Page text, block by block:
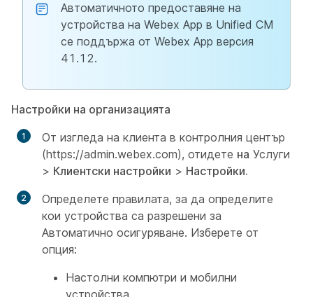
Автоматичното предоставяне на
устройства на Webex App в Unified CM
се поддържа от Webex App версия
41.12.
Настройки на организацията
От изгледа на клиента в контролния център
(https://admin.webex.com), отидете на Услуги
> Клиентски настройки > Настройки.
Определете правилата, за да определите
кои устройства са разрешени за
Автоматично осигуряване. Изберете от
опция:
Настолни компютри и мобилни
устройства